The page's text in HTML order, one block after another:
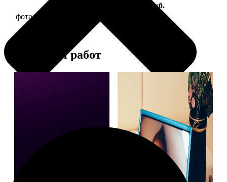
Цена, руб.
фото 15х20 в деревянной рамке
Примеры работ